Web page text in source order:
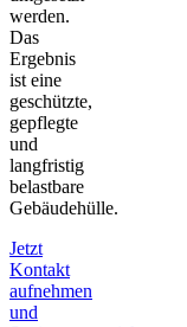
werden.
Das
Ergebnis
ist eine
geschützte,
gepflegte
und
langfristig
belastbare
Gebäudehülle.
Jetzt
Kontakt
aufnehmen
und